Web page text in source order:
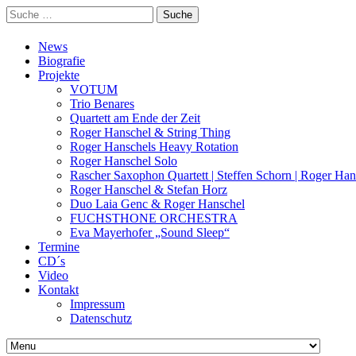
Suche
nach:
News
Biografie
Projekte
VOTUM
Trio Benares
Quartett am Ende der Zeit
Roger Hanschel & String Thing
Roger Hanschels Heavy Rotation
Roger Hanschel Solo
Rascher Saxophon Quartett | Steffen Schorn | Roger
Roger Hanschel & Stefan Horz
Duo Laia Genc & Roger Hanschel
FUCHSTHONE ORCHESTRA
Eva Mayerhofer „Sound Sleep“
Termine
CD´s
Video
Kontakt
Impressum
Datenschutz